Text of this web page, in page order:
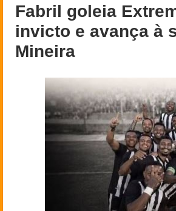
Fabril goleia
invicto e avança à
Mineira